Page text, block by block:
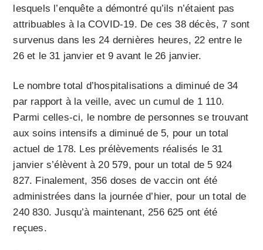
lesquels l’enquête a démontré qu’ils n’étaient pas
attribuables à la COVID-19. De ces 38 décès, 7 sont
survenus dans les 24 dernières heures, 22 entre le
26 et le 31 janvier et 9 avant le 26 janvier.
Le nombre total d’hospitalisations a diminué de 34
par rapport à la veille, avec un cumul de 1 110.
Parmi celles-ci, le nombre de personnes se trouvant
aux soins intensifs a diminué de 5, pour un total
actuel de 178. Les prélèvements réalisés le 31
janvier s’élèvent à 20 579, pour un total de 5 924
827. Finalement, 356 doses de vaccin ont été
administrées dans la journée d’hier, pour un total de
240 830. Jusqu’à maintenant, 256 625 ont été
reçues.